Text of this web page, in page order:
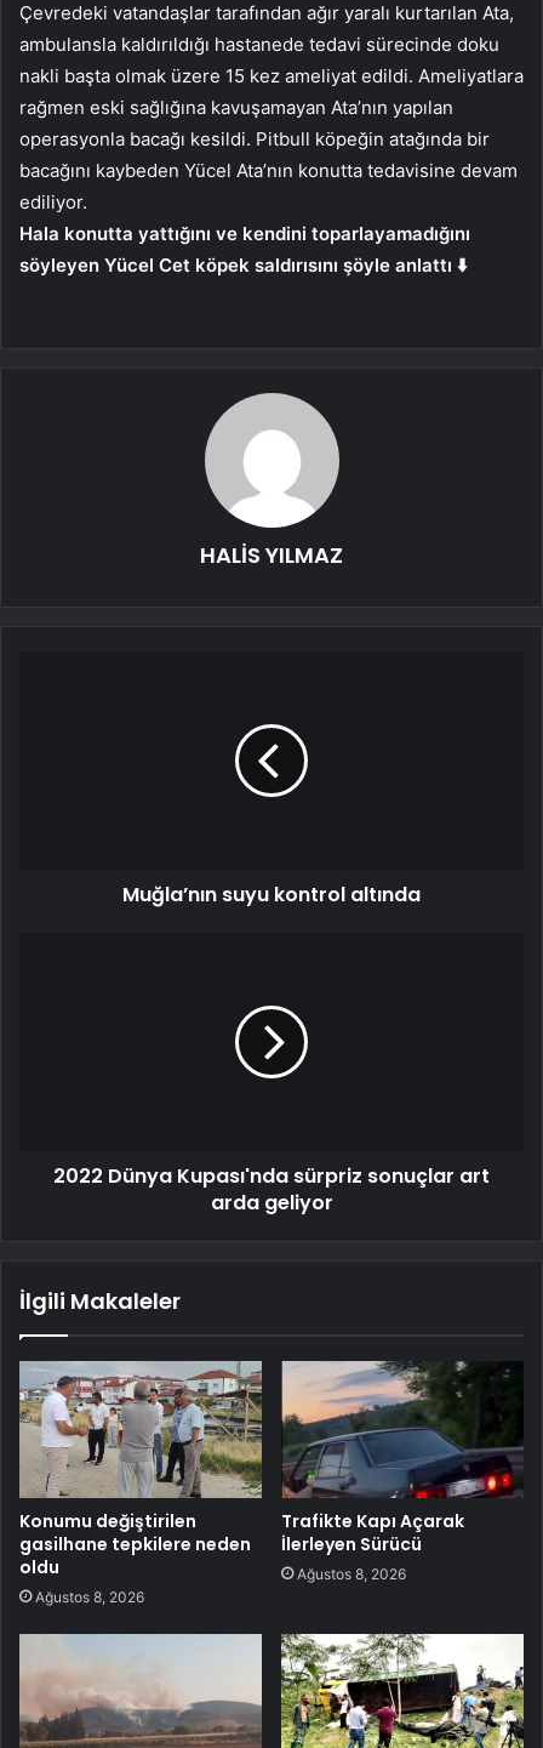
Çevredeki vatandaşlar tarafından ağır yaralı kurtarılan Ata,
ambulansla kaldırıldığı hastanede tedavi sürecinde doku
nakli başta olmak üzere 15 kez ameliyat edildi. Ameliyatlara
rağmen eski sağlığına kavuşamayan Ata’nın yapılan
operasyonla bacağı kesildi. Pitbull köpeğin atağında bir
bacağını kaybeden Yücel Ata’nın konutta tedavisine devam
ediliyor.
Hala konutta yattığını ve kendini toparlayamadığını
söyleyen Yücel Cet köpek saldırısını şöyle anlattı ⬇️
HALİS YILMAZ
Muğla’nın suyu kontrol altında
2022 Dünya Kupası'nda sürpriz sonuçlar art
arda geliyor
İlgili Makaleler
Konumu değiştirilen
gasilhane tepkilere neden
oldu
Ağustos 8, 2026
Trafikte Kapı Açarak
İlerleyen Sürücü
Ağustos 8, 2026